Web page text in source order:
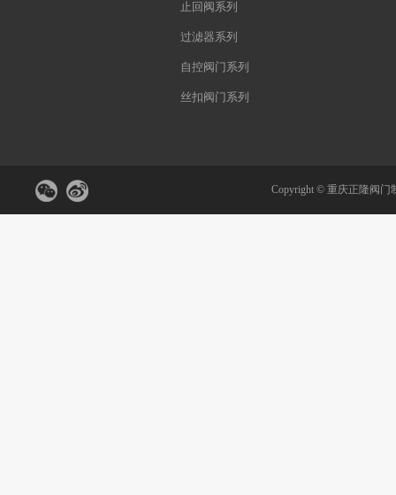
止回阀系列
过滤器系列
自控阀门系列
丝扣阀门系列
Copyright © 重庆正隆阀门